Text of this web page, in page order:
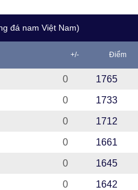
đá nam Việt Nam)
+/- Điểm
0 1765
0 1733
0 1712
0 1661
0 1645
0 1642